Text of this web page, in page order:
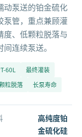
动泵送的铂金硫化
泵管，重点兼顾灌
度、低颗粒脱落与
间连续泵送。
60L
最终灌装
粒脱落
长泵寿命
高纯度铂
金硫化硅